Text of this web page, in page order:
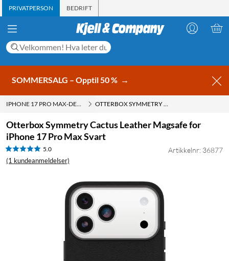
PRIVATPERSON BEDRIFT
SOMMERSALG – Opptil 50 % →
IPHONE 17 PRO MAX-DEKSLER OTTERBOX SYMMETRY CACTUS LEATHER MAGSAFE FOR IPHONE 17 PRO MAX SVART
Otterbox Symmetry Cactus Leather Magsafe for
iPhone 17 Pro Max Svart
5.0
(1 kundeanmeldelser)
Artikkelnr: 36877